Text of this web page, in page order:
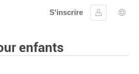
S'inscrire
Se
enfants